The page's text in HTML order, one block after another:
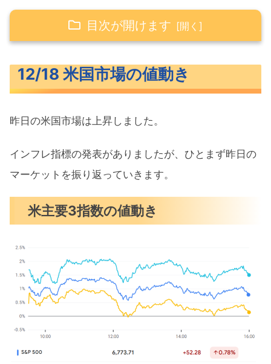
目次が開けます
米主要3指数の値動き
S&P500ヒートマップ
セクター別パフォーマンス
S&P500チャート分析
米国市場のトピックス
コアCPI予想外に4年ぶりの低い伸び
インフレ指標もっと見たいシカゴ連銀
総裁
12月の注目イベントについて
まとめ
12/18 米国市場の値動き
昨日の米国市場は上昇しました。
インフレ指標の発表がありましたが、ひとまず昨日の
マーケットを振り返っていきます。
米主要3指数の値動き